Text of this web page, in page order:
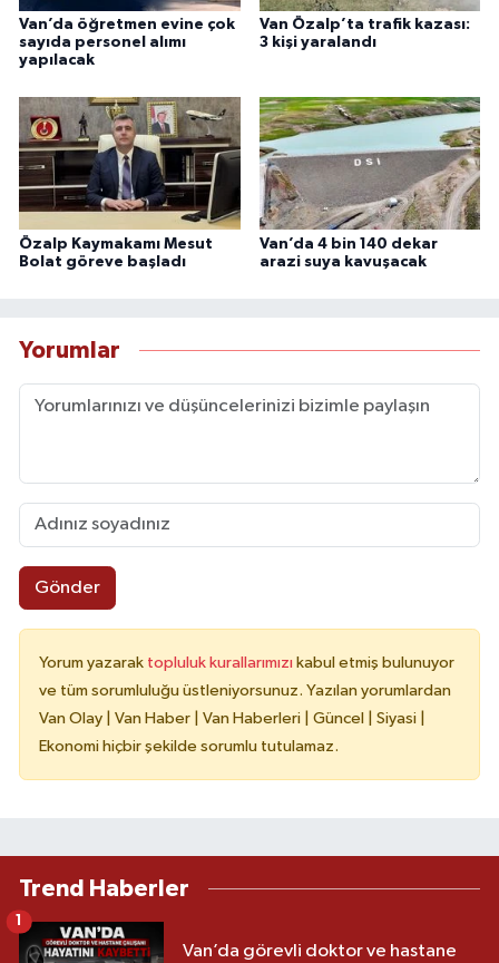
Van’da öğretmen evine çok
sayıda personel alımı
yapılacak
Van Özalp’ta trafik kazası:
3 kişi yaralandı
Özalp Kaymakamı Mesut
Bolat göreve başladı
Van’da 4 bin 140 dekar
arazi suya kavuşacak
Yorumlar
Gönder
Yorum yazarak topluluk kurallarımızı kabul etmiş bulunuyor
ve tüm sorumluluğu üstleniyorsunuz. Yazılan yorumlardan
Van Olay | Van Haber | Van Haberleri | Güncel | Siyasi |
Ekonomi hiçbir şekilde sorumlu tutulamaz.
Trend Haberler
Van’da görevli doktor ve hastane